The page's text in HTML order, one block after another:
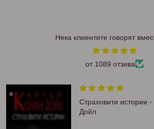
Нека клиентите говорят
от 1089 отзива
Страховити истории
Дойл